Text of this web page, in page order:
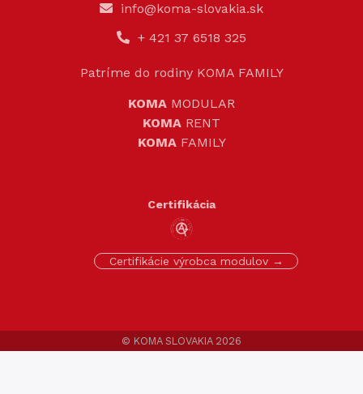
info@koma-slovakia.sk
+ 421 37 6518 325
Patríme do rodiny KOMA FAMILY
KOMA MODULAR
KOMA RENT
KOMAFAMILY
Certifikácia
Certifikácie výrobca modulov →
© KOMA SLOVAKIA 2026